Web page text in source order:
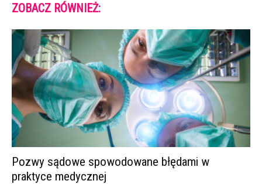
ZOBACZ RÓWNIEŻ:
Pozwy sądowe spowodowane błędami w
praktyce medycznej